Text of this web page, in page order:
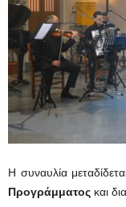
Η συναυλία
Προγράμματος και